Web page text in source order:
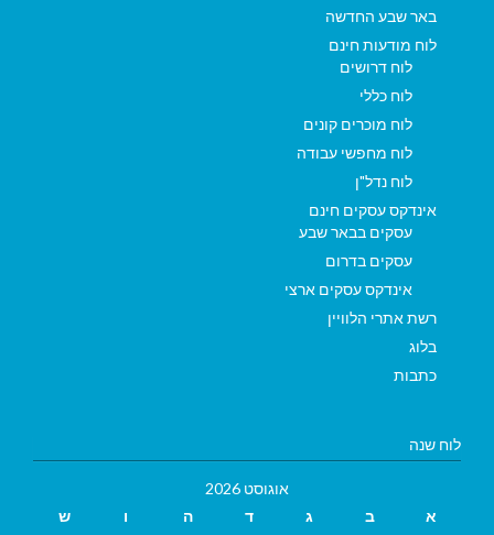
באר שבע החדשה
לוח מודעות חינם
לוח דרושים
לוח כללי
לוח מוכרים קונים
לוח מחפשי עבודה
לוח נדל"ן
אינדקס עסקים חינם
עסקים בבאר שבע
עסקים בדרום
אינדקס עסקים ארצי
רשת אתרי הלוויין
בלוג
כתבות
לוח שנה
אוגוסט 2026
א
ב ג ד ה ו ש